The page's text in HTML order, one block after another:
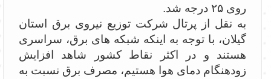
روی ۲۵ درجه شد.
به نقل از پرتال شرکت توزیع نیروی برق استان
گیلان، با توجه به اینکه شبکه های برق، سراسری
هستند و در اکثر نقاط کشور شاهد افزایش
زودهنگام دمای هوا هستیم، مصرف برق نسبت به